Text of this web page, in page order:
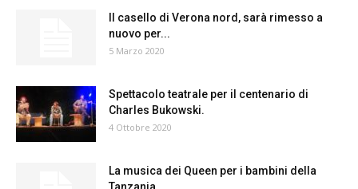
Il casello di Verona nord, sarà rimesso a
nuovo per...
5 Marzo 2020
Spettacolo teatrale per il centenario di
Charles Bukowski.
4 Ottobre 2020
La musica dei Queen per i bambini della